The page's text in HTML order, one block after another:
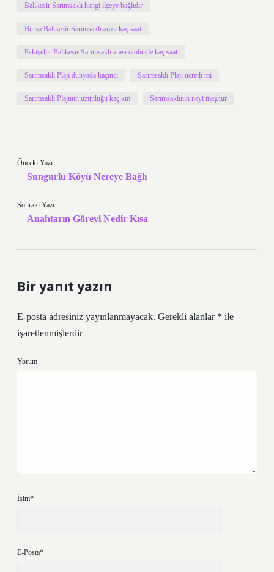
Balıkesir Sarımsaklı hangi ilçeye bağlıdır
Bursa Balıkesir Sarımsaklı arası kaç saat
Eskişehir Balıkesir Sarımsaklı arası otobüsle kaç saat
Sarımsaklı Plajı dünyada kaçıncı Sarımsaklı Plajı ücretli mi
Sarımsaklı Plajının uzunluğu kaç km Sarımsaklının neyi meşhur
Önceki Yazı
Sungurlu Köyü Nereye Bağlı
Sonraki Yazı
Anahtarın Görevi Nedir Kısa
Bir yanıt yazın
E-posta adresiniz yayınlanmayacak. Gerekli alanlar * ile
işaretlenmişlerdir
Yorum
İsim*
E-Posta*